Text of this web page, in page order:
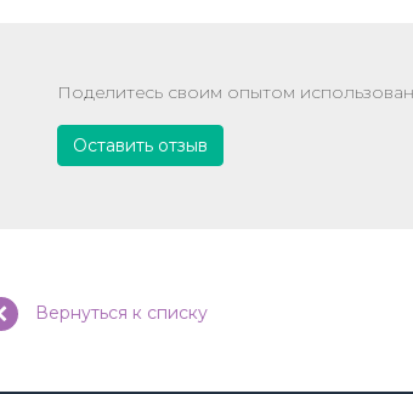
Поделитесь своим опытом
Оставить отзыв
Вернуться к списку